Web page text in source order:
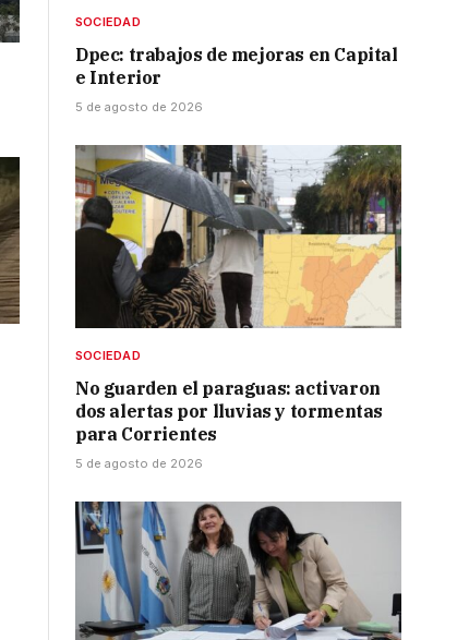
SOCIEDAD
Dpec: trabajos de mejoras en Capital
e Interior
5 de agosto de 2026
SOCIEDAD
No guarden el paraguas: activaron
dos alertas por lluvias y tormentas
para Corrientes
5 de agosto de 2026